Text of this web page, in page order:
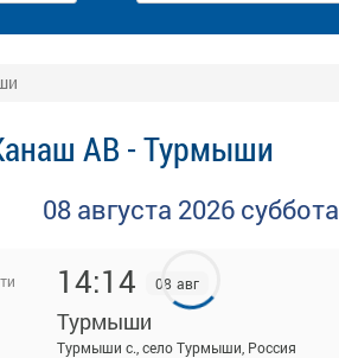
АВ - Турмыши
08 августа 2026 суббота
14:14 08 авг
Турмыши
Турмыши с., село Турмыши, Россия